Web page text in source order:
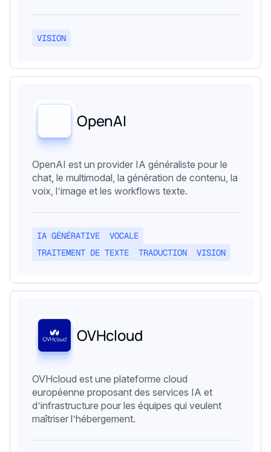
VISION
OpenAI
OpenAI est un provider IA généraliste pour le
chat, le multimodal, la génération de contenu, la
voix, l’image et les workflows texte.
IA GÉNÉRATIVE
VOCALE
TRAITEMENT DE TEXTE
TRADUCTION VISION
OVHcloud
OVHcloud est une plateforme cloud
européenne proposant des services IA et
d’infrastructure pour les équipes qui veulent
maîtriser l’hébergement.